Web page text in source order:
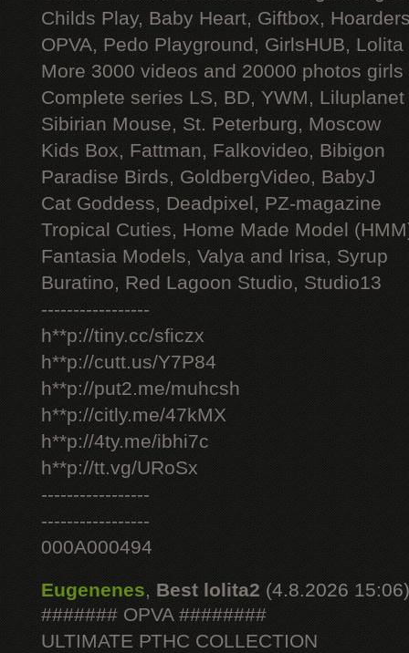
Childs Play, Baby Heart, Giftbox,
OPVA, Pedo Playground, GirlsHUB, Lolita
More 3000 videos and 20000 photos
Complete series LS, BD, YWM, Liluplanet
Sibirian Mouse, St. Peterburg, Moscow
Kids Box, Fattman, Falkovideo, Bibigon
Paradise Birds, GoldbergVideo, BabyJ
Cat Goddess, Deadpixel, PZ-magazine
Tropical Cuties, Home Made Model
Fantasia Models, Valya and Irisa, Syrup
Buratino, Red Lagoon Studio, Studio13
-----------------
h**p://tiny.cc/sficzx
h**p://cutt.us/Y7P84
h**p://put2.me/muhcsh
h**p://citly.me/47kMX
h**p://4ty.me/ibhi7c
h**p://tt.vg/URoSx
-----------------
-----------------
000A000494
Eugenenes, Best lolita2 (4.8.2026 15:06)
####### OPVA ########
ULTIMATE РТНС COLLECTION